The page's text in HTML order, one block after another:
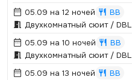
05.09 на 12 ночей
BB
Двухкомнатный сюит / DBL
05.09 на 10 ночей
BB
Двухкомнатный сюит / DBL
05.09 на 13 ночей
BB